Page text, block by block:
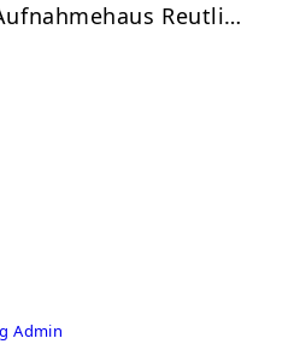
Reutlingen
Admin